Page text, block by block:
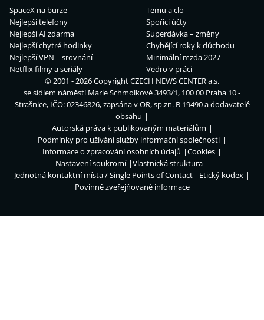
SpaceX na burze
Nejlepší telefony
Nejlepší AI zdarma
Nejlepší chytré hodinky
Nejlepší VPN – srovnání
Netflix filmy a seriály
Temu a clo
Spořicí účty
Superdávka – změny
Chybějící roky k důchodu
Minimální mzda 2027
Vedro v práci
© 2001 - 2026 CopyrightCZECH NEWS CENTER a.s.
se sídlem náměstí Marie Schmolkové 3493/1, 100 00 Praha 10 -
Strašnice, IČO: 02346826, zapsána v OR, sp.zn. B 19490 a dodavatelé
obsahu
Autorská práva k publikovaným materiálům
Podmínky pro užívání služby informační společnosti
Informace o zpracování osobních údajů
Cookies
Nastavení soukromí
Vlastnická struktura
Jednotná kontaktní místa / Single Points of Contact
Etický kodex
Povinně zveřejňované informace